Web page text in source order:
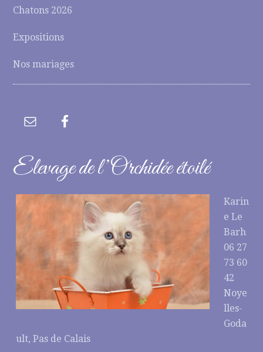
Chatons 2026
Expositions
Nos mariages
Elevage de l’Orchidée étoilé
Karin
e Le
Barh
06 27
73 60
42
Noye
lles-
Goda
ult, Pas de Calais